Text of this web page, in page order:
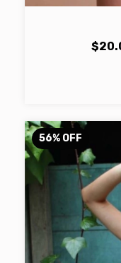
56% OFF